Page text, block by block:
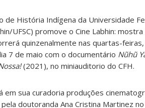
de História Indígena da Universidade
UFSC) promove o Cine Labhin:
quinzenalmente nas quartas-
7 de maio com o documentário Nũhũ
(2021), no miniauditorio do CFH.
em sua curadoria produções
doutoranda Ana Cristina Martinez